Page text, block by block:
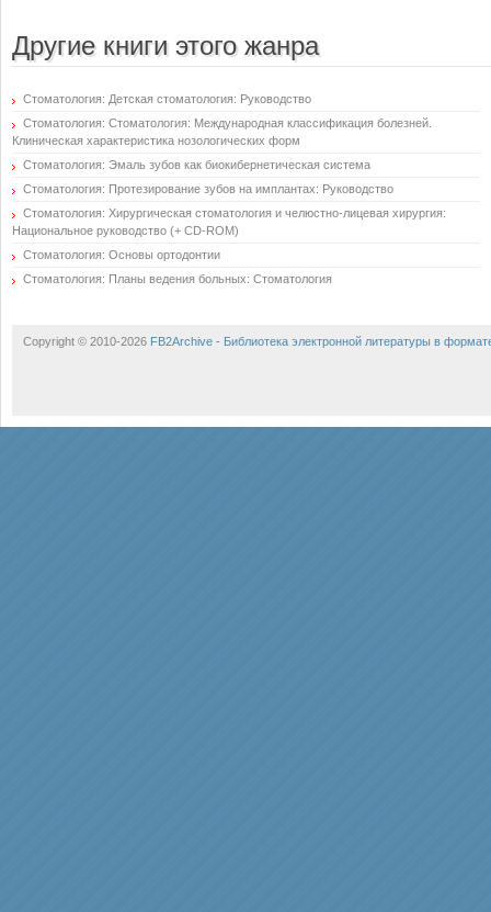
Другие книги этого жанра
Стоматология: Детская стоматология: Руководство
Стоматология: Стоматология: Международная классификация болезней.
Клиническая характеристика нозологических форм
Стоматология: Эмаль зубов как биокибернетическая система
Стоматология: Протезирование зубов на имплантах: Руководство
Стоматология: Хирургическая стоматология и челюстно-лицевая хирургия:
Национальное руководство (+ CD-ROM)
Стоматология: Основы ортодонтии
Стоматология: Планы ведения больных: Стоматология
Copyright © 2010-2026 FB2Archive - Библиотека электронной литературы в